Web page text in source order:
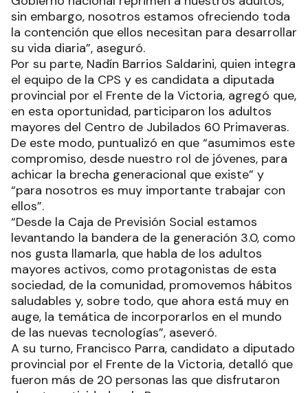
sin embargo, nosotros estamos ofreciendo toda
la contención que ellos necesitan para desarrollar
su vida diaria”, aseguró.
Por su parte, Nadín Barrios Saldarini, quien integra
el equipo de la CPS y es candidata a diputada
provincial por el Frente de la Victoria, agregó que,
en esta oportunidad, participaron los adultos
mayores del Centro de Jubilados 60 Primaveras.
De este modo, puntualizó en que “asumimos este
compromiso, desde nuestro rol de jóvenes, para
achicar la brecha generacional que existe” y
“para nosotros es muy importante trabajar con
ellos”.
“Desde la Caja de Previsión Social estamos
levantando la bandera de la generación 3.0, como
nos gusta llamarla, que habla de los adultos
mayores activos, como protagonistas de esta
sociedad, de la comunidad, promovemos hábitos
saludables y, sobre todo, que ahora está muy en
auge, la temática de incorporarlos en el mundo
de las nuevas tecnologías”, aseveró.
A su turno, Francisco Parra, candidato a diputado
provincial por el Frente de la Victoria, detalló que
fueron más de 20 personas las que disfrutaron